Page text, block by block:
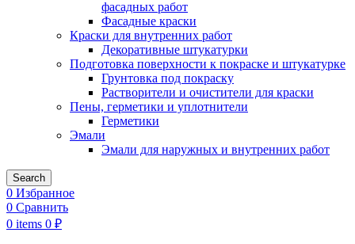
фасадных работ
Фасадные краски
Краски для внутренних работ
Декоративные штукатурки
Подготовка поверхности к покраске и штукатурке
Грунтовка под покраску
Растворители и очистители для краски
Пены, герметики и уплотнители
Герметики
Эмали
Эмали для наружных и внутренних работ
Search
0 Избранное
0 Сравнить
0 items 0 ₽